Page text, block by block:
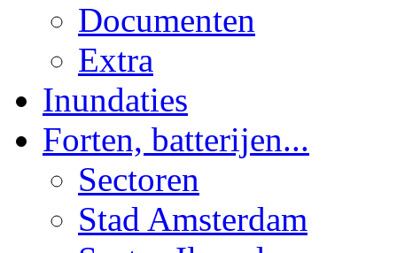
Documenten
Extra
Inundaties
Forten, batterijen...
Sectoren
Stad Amsterdam